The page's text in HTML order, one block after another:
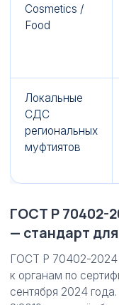
Cosmetics /
Food
Локальные
СДС
региональных
муфтиятов
ГОСТ Р 70402-
— стандарт
ГОСТ Р 70402-2024
к органам по
сентября 2024